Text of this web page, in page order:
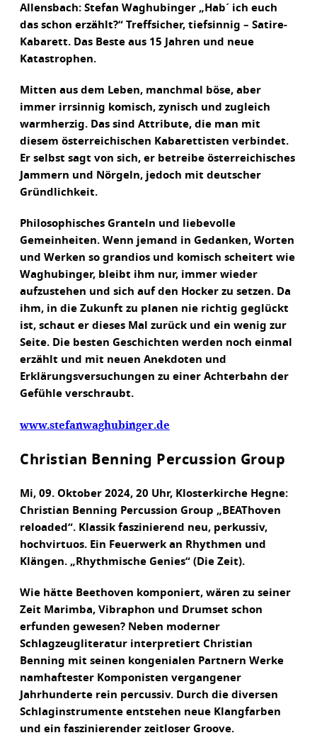
Allensbach: Stefan Waghubinger „Hab´ ich euch
das schon erzählt?“ Treffsicher, tiefsinnig – Satire-
Kabarett. Das Beste aus 15 Jahren und neue
Katastrophen.
Mitten aus dem Leben, manchmal böse, aber
immer irrsinnig komisch, zynisch und zugleich
warmherzig. Das sind Attribute, die man mit
diesem österreichischen Kabarettisten verbindet.
Er selbst sagt von sich, er betreibe österreichisches
Jammern und Nörgeln, jedoch mit deutscher
Gründlichkeit.
Philosophisches Granteln und liebevolle
Gemeinheiten. Wenn jemand in Gedanken, Worten
und Werken so grandios und komisch scheitert wie
Waghubinger, bleibt ihm nur, immer wieder
aufzustehen und sich auf den Hocker zu setzen. Da
ihm, in die Zukunft zu planen nie richtig geglückt
ist, schaut er dieses Mal zurück und ein wenig zur
Seite. Die besten Geschichten werden noch einmal
erzählt und mit neuen Anekdoten und
Erklärungsversuchungen zu einer Achterbahn der
Gefühle verschraubt.
www.stefanwaghubinger.de
Christian Benning Percussion Group
Mi, 09. Oktober 2024, 20 Uhr, Klosterkirche Hegne:
Christian Benning Percussion Group „BEAThoven
reloaded“. Klassik faszinierend neu, perkussiv,
hochvirtuos. Ein Feuerwerk an Rhythmen und
Klängen. „Rhythmische Genies“ (Die Zeit).
Wie hätte Beethoven komponiert, wären zu seiner
Zeit Marimba, Vibraphon und Drumset schon
erfunden gewesen? Neben moderner
Schlagzeugliteratur interpretiert Christian
Benning mit seinen kongenialen Partnern Werke
namhaftester Komponisten vergangener
Jahrhunderte rein percussiv. Durch die diversen
Schlaginstrumente entstehen neue Klangfarben
und ein faszinierender zeitloser Groove.